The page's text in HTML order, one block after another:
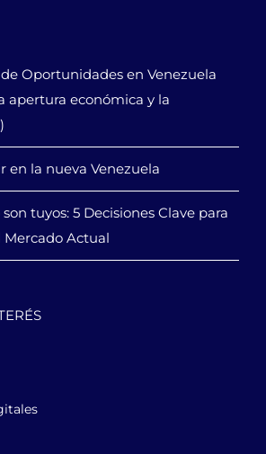
Oportunidades en Venezuela
apertura económica y la
en la nueva Venezuela
tuyos: 5 Decisiones Clave para
Actual